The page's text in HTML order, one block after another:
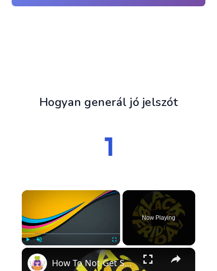
Hogyan generál jó jelszót
×
Now Playing
×
How To Not Get Suckered By Black Friday Deals: 5 Rules